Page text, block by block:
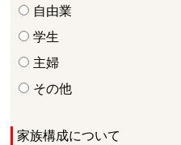
自由業
学生
主婦
その他
家族構成について